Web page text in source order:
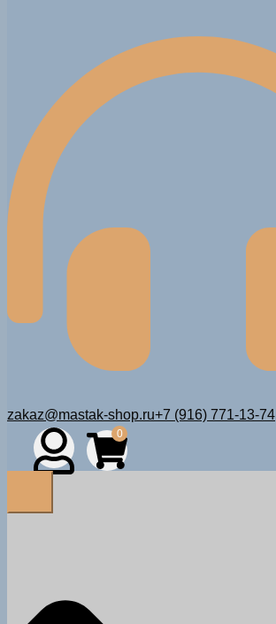
zakaz@mastak-shop.ru+7 (916) 771-13-74
0